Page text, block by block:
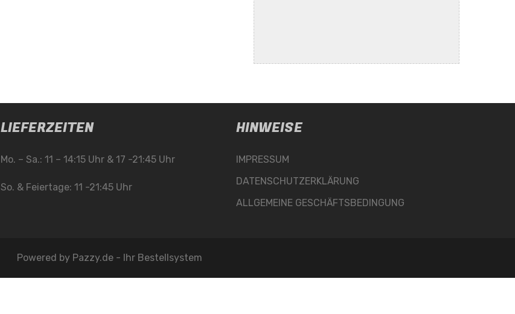
LIEFERZEITEN
Mo. – Sa.: 11 – 14:15 Uhr & 17 -21:45 Uhr
So. & Feiertage: 11 -21:45 Uhr
HINWEISE
IMPRESSUM
DATENSCHUTZERKLÄRUNG
ALLGEMEINE GESCHÄFTSBEDINGUNG
Powered by Pazzy.de - Ihr Bestellsystem